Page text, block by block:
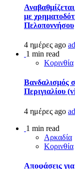
με
Πελοποννήσου
4 ημέρες ago
1 min read
Κορινθία
Βανδαλισμός
Περιγιαλίου
4 ημέρες ago
1 min read
Αρκαδία
Κορινθία
Αποφάσεις